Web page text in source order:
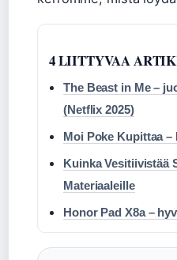
4 LIITTYVAA
The Beast in Me –
(Netflix 2025)
Moi Poke Kupittaa
Kuinka Vesitiivistää
Materiaaleille
Honor Pad X8a –